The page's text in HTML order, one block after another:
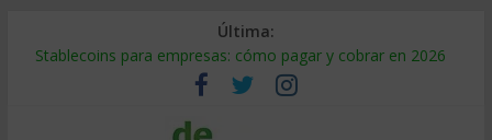
Última:
Stablecoins para empresas: cómo pagar y cobrar en 2026
Despido silencioso: qué es y por qué sale tan caro
IA en selección de personal: cómo auditarla a tiempo
Trabajo forzoso en la cadena de suministro: qué hacer